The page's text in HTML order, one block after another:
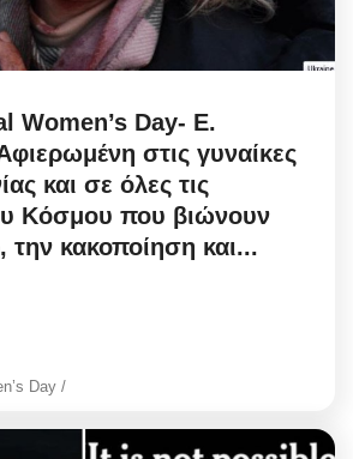
Women’s Day- Ε.
στις γυναίκες
και σε όλες τις
Κόσμου που βιώνουν
την κακοποίηση και...
Day /